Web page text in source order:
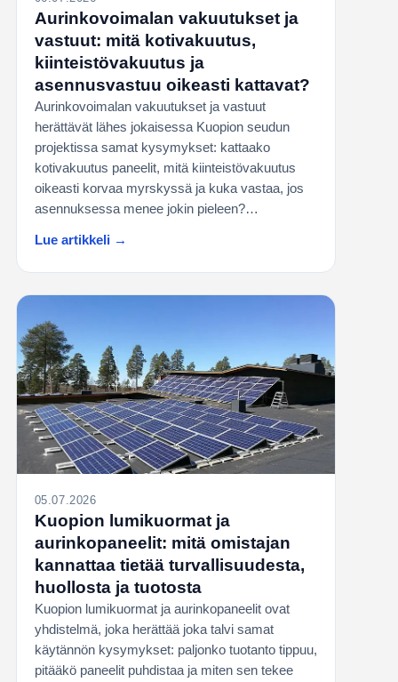
Aurinkovoimalan vakuutukset ja
vastuut: mitä kotivakuutus,
kiinteistövakuutus ja
asennusvastuu oikeasti kattavat?
Aurinkovoimalan vakuutukset ja vastuut
herättävät lähes jokaisessa Kuopion seudun
projektissa samat kysymykset: kattaako
kotivakuutus paneelit, mitä kiinteistövakuutus
oikeasti korvaa myrskyssä ja kuka vastaa, jos
asennuksessa menee jokin pieleen?…
Lue artikkeli →
05.07.2026
Kuopion lumikuormat ja
aurinkopaneelit: mitä omistajan
kannattaa tietää turvallisuudesta,
huollosta ja tuotosta
Kuopion lumikuormat ja aurinkopaneelit ovat
yhdistelmä, joka herättää joka talvi samat
käytännön kysymykset: paljonko tuotanto tippuu,
pitääkö paneelit puhdistaa ja miten sen tekee